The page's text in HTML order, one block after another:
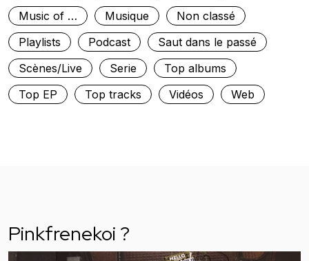
Music of …
Musique
Non classé
Playlists
Podcast
Saut dans le passé
Scènes/Live
Serie
Top albums
Top EP
Top tracks Vidéos Web
Pinkfrenekoi ?